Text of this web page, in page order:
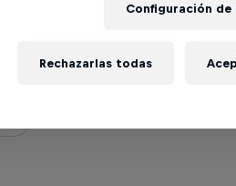
Ogier
Configuración de
Rechazarlas todas